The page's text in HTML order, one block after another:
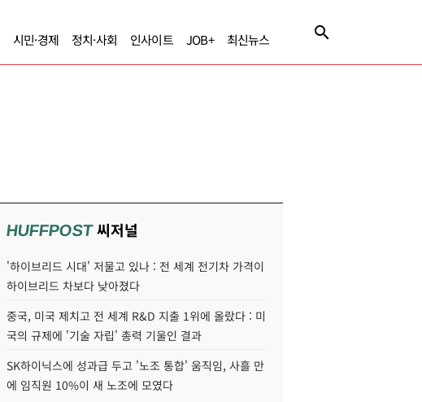
시민·경제 정치·사회 인사이트 JOB+ 최신뉴스
HUFFPOST씨저널
'하이브리드 시대' 저물고 있나 : 전 세계 전기차 가격이
하이브리드 차보다 낮아졌다
중국, 미국 제치고 전 세계 R&D 지출 1위에 올랐다 : 미
국의 규제에 '기술 자립' 총력 기울인 결과
SK하이닉스에 성과급 두고 '노조 통합' 움직임, 사흘 만
에 임직원 10%이 새 노조에 모였다